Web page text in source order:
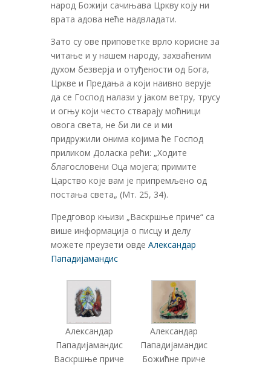
народ Божији сачињава Цркву коју ни
врата адова неће надвладати.
Зато су ове приповетке врло корисне за
читање и у нашем народу, захваћеним
духом безверја и отуђености од Бога,
Цркве и Предања а који наивно верује
да се Господ налази у јаком ветру, трусу
и огњу који често стварају моћници
овога света, не би ли се и ми
придружили онима којима ће Господ
приликом Доласка рећи: „Ходите
благословени Оца мојега; примите
Царство које вам је припремљено од
постања света„ (Мт. 25, 34).
Предговор књизи „Васкршње приче“ са
више информација о писцу и делу
можете преузети овде Александар
Пападијамандис
Александар
Пападијамандис
Васкршње приче
Александар
Пападијамандис
Божићне приче